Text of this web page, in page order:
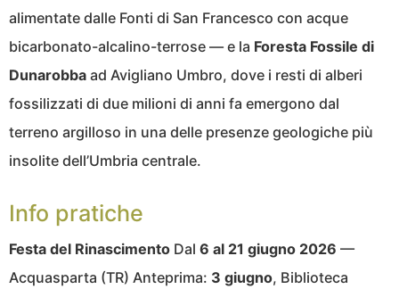
alimentate dalle Fonti di San Francesco con acque
bicarbonato-alcalino-terrose — e la Foresta Fossile di
Dunarobba ad Avigliano Umbro, dove i resti di alberi
fossilizzati di due milioni di anni fa emergono dal
terreno argilloso in una delle presenze geologiche più
insolite dell’Umbria centrale.
Info pratiche
Festa del Rinascimento Dal 6 al 21 giugno 2026 —
Acquasparta (TR) Anteprima: 3 giugno, Biblioteca